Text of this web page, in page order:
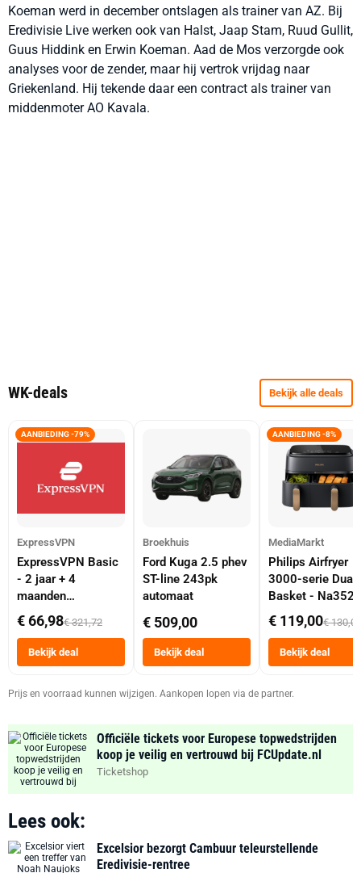
Koeman werd in december ontslagen als trainer van AZ. Bij
Eredivisie Live werken ook van Halst, Jaap Stam, Ruud Gullit,
Guus Hiddink en Erwin Koeman. Aad de Mos verzorgde ook
analyses voor de zender, maar hij vertrok vrijdag naar
Griekenland. Hij tekende daar een contract als trainer van
middenmoter AO Kavala.
WK-deals Bekijk alle deals
AANBIEDING -79%
ExpressVPN
ExpressVPN Basic
- 2 jaar + 4
maanden
abonnement
€ 66,98€ 321,72
Bekijk deal
Broekhuis
Ford Kuga 2.5 phev
ST-line 243pk
automaat
€ 509,00
Bekijk deal
AANBIEDING -8%
MediaMarkt
Philips Airfryer
3000-serie Dual
Basket -
Dubbele Mand 9
Tot 6 Personen
Heteluchtfriteuse
Zwart
€ 119,00€ 130,00
Bekijk deal
Prijs en voorraad kunnen wijzigen. Aankopen lopen via de partner.
Officiële tickets voor Europese topwedstrijden
koop je veilig en vertrouwd bij FCUpdate.nl
Ticketshop
Lees ook:
Excelsior bezorgt Cambuur teleurstellende
Eredivisie-rentree